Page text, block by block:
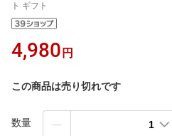
ト ギフト
4,980 円
この商品は売り切れです
数量 1